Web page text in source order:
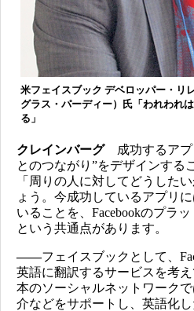
米フェイスブック デベロッパー・リ
グラス・パーディー）氏「われわれ
る」
クレインバーグ成功するアプ
とのつながり”をデザインする
「周りの人に対してどうした
ょう。今成功しているアプリ
いることを、Facebookのプラ
という共通点があります。
――フェイスブックとして、
英語に翻訳するサービスを考
本のソーシャルネットワーク
介などをサポートし、英語化